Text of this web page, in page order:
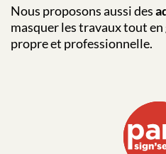
Nous proposons aussi des
masquer les travaux tout
propre et professionnelle.